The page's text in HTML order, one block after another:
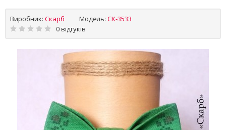
Виробник: Скарб Модель: СК-3533
0 відгуків